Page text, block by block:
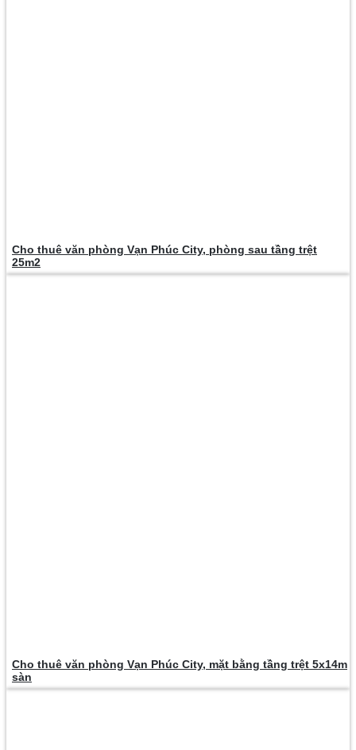
Cho thuê văn phòng Vạn Phúc City, phòng sau tầng trệt
25m2
Cho thuê văn phòng Vạn Phúc City, mặt bằng tầng trệt 5x14m
sàn